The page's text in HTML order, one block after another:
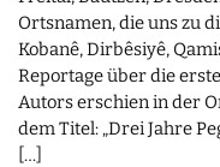
Ortsnamen, die uns zu
Kobanê, Dirbêsiyê,
Reportage über die
Autors erschien in der
dem Titel: „Drei Jahre
[…]